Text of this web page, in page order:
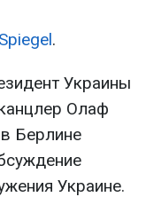
Spiegel.
Украины
Олаф
Берлине
Украине.